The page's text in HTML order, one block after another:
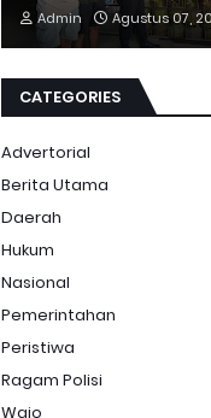
Admin Agustus 07,
CATEGORIES
Advertorial
Berita Utama
Daerah
Hukum
Nasional
Pemerintahan
Peristiwa
Ragam Polisi
Wajo